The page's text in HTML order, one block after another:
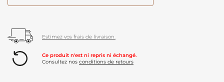
Estimez vos frais de livraison.
Ce produit n'est ni repris ni échangé.
Consultez nos conditions de retours